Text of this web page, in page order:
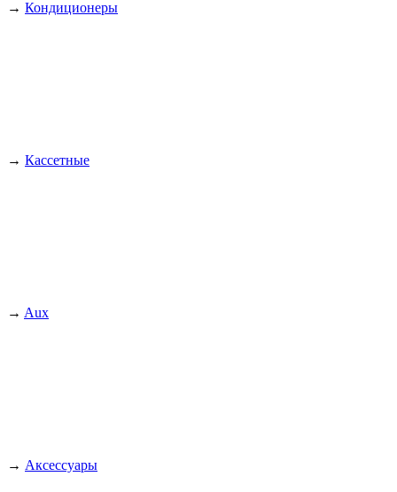
→ Кондиционеры
→ Кассетные
→ Aux
→ Аксессуары